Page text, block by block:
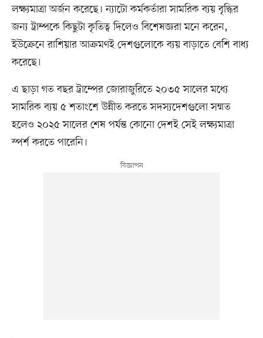
লক্ষ্যমাত্রা অর্জন করেছে। ন্যাটো কর্মকর্তারা সামরিক ব্যয় বৃদ্ধির
জন্য ট্রাম্পকে কিছুটা কৃতিত্ব দিলেও বিশেষজ্ঞরা মনে করেন,
ইউক্রেনে রাশিয়ার আক্রমণই দেশগুলোকে ব্যয় বাড়াতে বেশি বাধ্য
করেছে।
এ ছাড়া গত বছর ট্রাম্পের জোরাজুরিতে ২০৩৫ সালের মধ্যে
সামরিক ব্যয় ৫ শতাংশে উন্নীত করতে সদস্যদেশগুলো সম্মত
হলেও ২০২৫ সালের শেষ পর্যন্ত কোনো দেশই সেই লক্ষ্যমাত্রা
স্পর্শ করতে পারেনি।